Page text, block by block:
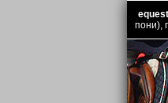
пони),